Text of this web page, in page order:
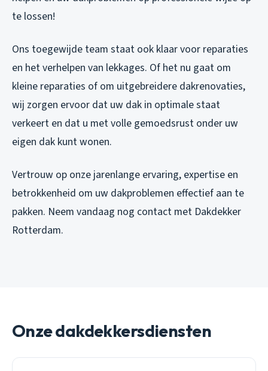
te lossen!
Ons toegewijde team staat ook klaar voor reparaties
en het verhelpen van lekkages. Of het nu gaat om
kleine reparaties of om uitgebreidere dakrenovaties,
wij zorgen ervoor dat uw dak in optimale staat
verkeert en dat u met volle gemoedsrust onder uw
eigen dak kunt wonen.
Vertrouw op onze jarenlange ervaring, expertise en
betrokkenheid om uw dakproblemen effectief aan te
pakken. Neem vandaag nog contact met Dakdekker
Rotterdam.
Onze dakdekkersdiensten